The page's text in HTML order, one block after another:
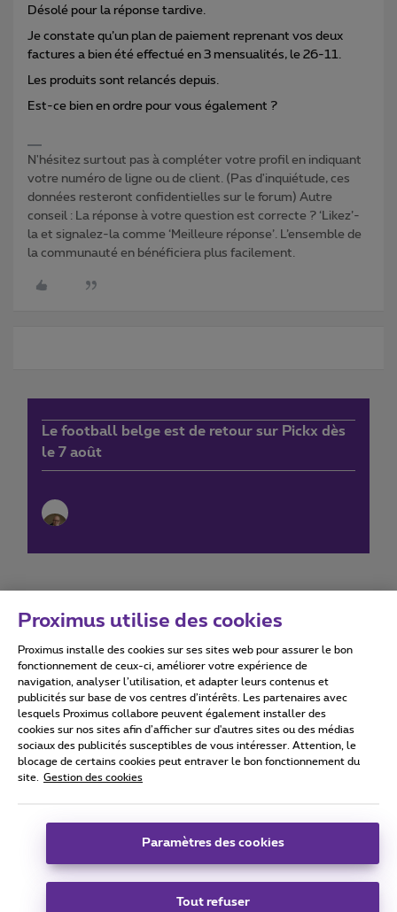
Désolé pour la réponse tardive.
Je constate qu’un plan de paiement reprenant vos deux
factures a bien été effectué en 3 mensualités, le 26-11.
Les produits sont relancés depuis.
Est-ce bien en ordre pour vous également ?
N'hésitez surtout pas à compléter votre profil en indiquant
votre numéro de ligne ou de client. (Pas d'inquiétude, ces
données resteront confidentielles sur le forum) Autre
conseil : La réponse à votre question est correcte ? ‘Likez’-
la et signalez-la comme ‘Meilleure réponse’. L’ensemble de
la communauté en bénéficiera plus facilement.
Le football belge est de retour sur Pickx dès
le 7 août
Conditions d'utilisation Accessibility statement
Tous droits réservés. © 2026 Proximus
Conditions générales, info consommateur
Coordonnées de l’entreprise
Boulevard du Roi Albert II 27 - B-1030 Bruxelles.
Proximus utilise des cookies
Proximus installe des cookies sur ses sites web pour assurer le bon
fonctionnement de ceux-ci, améliorer votre expérience de
navigation, analyser l’utilisation, et adapter leurs contenus et
publicités sur base de vos centres d’intérêts. Les partenaires avec
lesquels Proximus collabore peuvent également installer des
cookies sur nos sites afin d’afficher sur d'autres sites ou des médias
sociaux des publicités susceptibles de vous intéresser. Attention, le
blocage de certains cookies peut entraver le bon fonctionnement du
site.
Gestion des cookies
Paramètres des cookies
Tout refuser